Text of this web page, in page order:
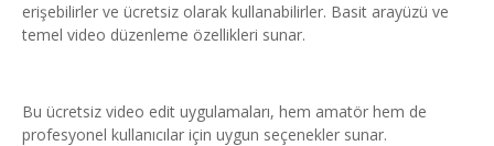
erişebilirler ve ücretsiz olarak kullanabilirler. Basit arayüzü ve
temel video düzenleme özellikleri sunar.
Bu ücretsiz video edit uygulamaları, hem amatör hem de
profesyonel kullanıcılar için uygun seçenekler sunar.